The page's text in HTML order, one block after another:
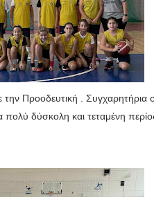
Προοδευτική . Συγχαρητήρια
πολύ δύσκολη και τεταμένη